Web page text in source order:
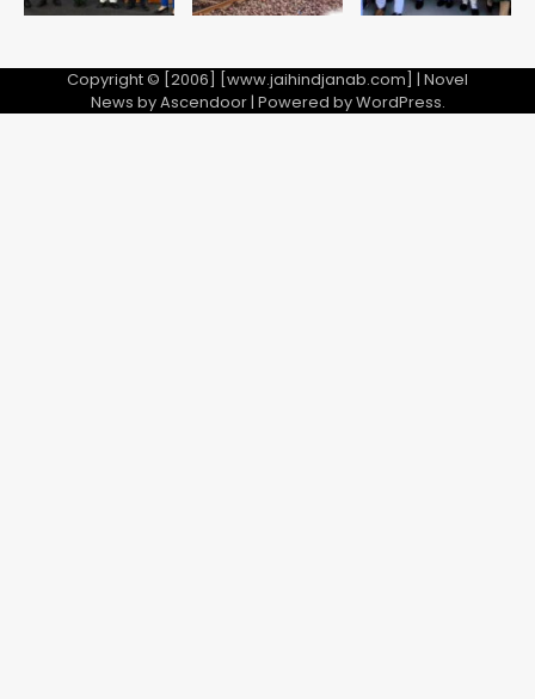
Copyright © [2006] [www.jaihindjanab.com] | Novel
News byAscendoor| Powered byWordPress.